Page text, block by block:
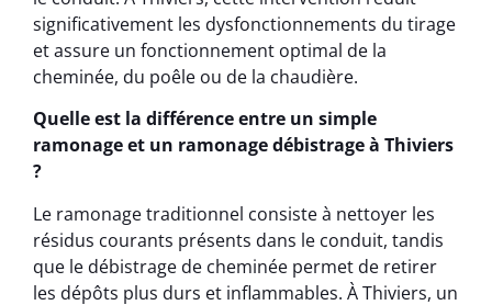
significativement les dysfonctionnements du tirage
et assure un fonctionnement optimal de la
cheminée, du poêle ou de la chaudière.
Quelle est la différence entre un simple
ramonage et un ramonage débistrage à Thiviers
?
Le ramonage traditionnel consiste à nettoyer les
résidus courants présents dans le conduit, tandis
que le débistrage de cheminée permet de retirer
les dépôts plus durs et inflammables. À Thiviers, un